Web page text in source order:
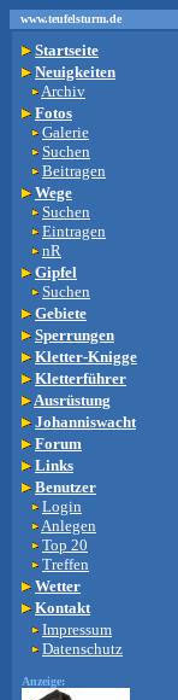
www.teufelsturm.de
Startseite
Neuigkeiten
Archiv
Fotos
Galerie
Suchen
Beitragen
Wege
Suchen
Eintragen
nR
Gipfel
Suchen
Gebiete
Sperrungen
Kletter-Knigge
Kletterführer
Ausrüstung
Johanniswacht
Forum
Links
Benutzer
Login
Anlegen
Top 20
Treffen
Wetter
Kontakt
Impressum
Datenschutz
Anzeige: